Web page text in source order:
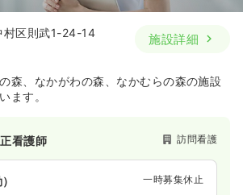
村区則武1-24-14
施設詳細
森、なかがわの森、なかむらの森の施設
ます。
正看護師 訪問看護
一時募集休止